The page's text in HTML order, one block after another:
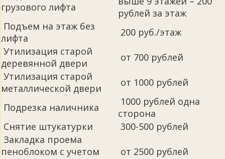
грузового лифта
рублей за этаж
Подъем на этаж без
лифта
200 руб./этаж
Утилизация старой
деревянной двери
от 700 рублей
Утилизация старой
металлической двери
от 1000 рублей
Подрезка наличника
1000 рублей одна
сторона
Снятие штукатурки
300-500 рублей
Закладка проема
пеноблоком с учетом
от 2500 рублей